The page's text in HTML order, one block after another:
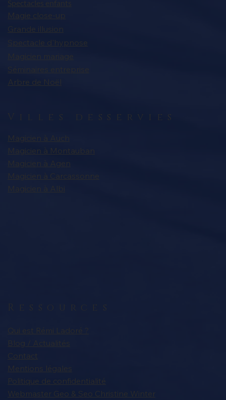
Spectacles enfants
Magie close-up
Grande illusion
Spectacle d'hypnose
Séminaires entreprise
Arbre de Noël
Villes desservies
Magicien à Auch
Magicien à Montauban
Magicien à Agen
Magicien à Carcassonne
Ressources
Qui est Rémi Ladoré ?
Blog / Actualités
Contact
Mentions légales
Politique de confidentialité
Webmaster Geo & Seo Christine Winter